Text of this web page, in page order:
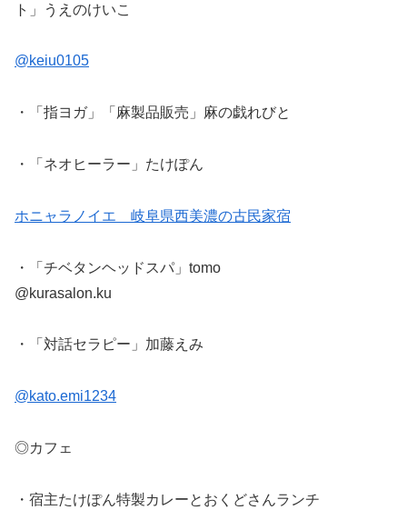
ト」うえのけいこ
@keiu0105
・「指ヨガ」「麻製品販売」麻の戯れびと
・「ネオヒーラー」たけぽん
ホニャラノイエ 岐阜県西美濃の古民家宿
・「チベタンヘッドスパ」tomo
@kurasalon.ku
・「対話セラピー」加藤えみ
@kato.emi1234
◎カフェ
・宿主たけぽん特製カレーとおくどさんランチ